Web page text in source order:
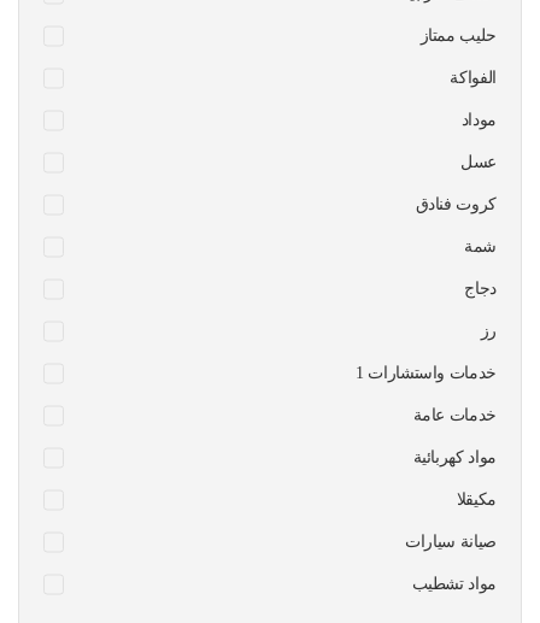
حليب ممتاز
الفواكة
موداد
عسل
كروت فنادق
شمة
دجاج
رز
1 خدمات واستشارات
خدمات عامة
مواد كهربائية
مكيقلا
صيانة سيارات
مواد تشطيب